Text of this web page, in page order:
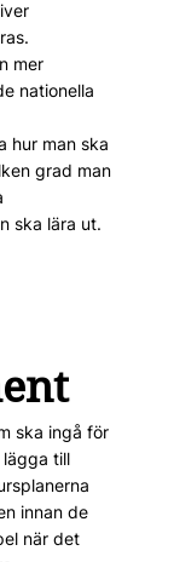
mer
nationella
hur man ska
grad man
ska lära ut.
ska ingå för
till
innan de
när det